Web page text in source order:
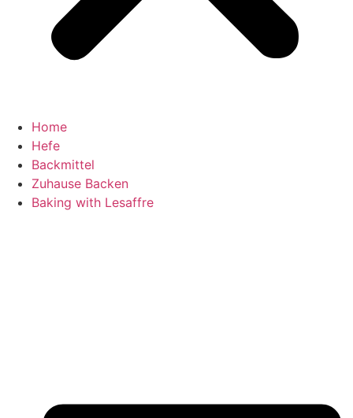
Home
Hefe
Backmittel
Zuhause Backen
Baking with Lesaffre